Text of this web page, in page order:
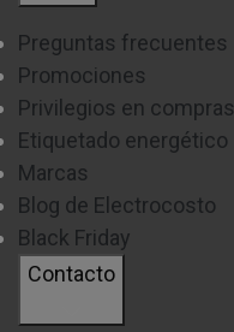
Preguntas frecuentes
Promociones
Privilegios en compras
Etiquetado energético
Marcas
Blog de Electrocosto
Black Friday
Contacto